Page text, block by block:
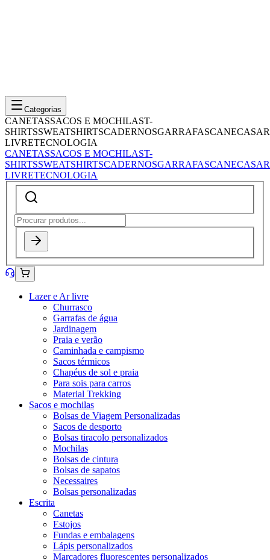
Categorias
CANETASSACOS E MOCHILAST-
SHIRTSSWEATSHIRTSCADERNOSGARRAFASCANECASAR
LIVRETECNOLOGIA
CANETASSACOS E MOCHILAST-
SHIRTSSWEATSHIRTSCADERNOSGARRAFASCANECASAR
LIVRETECNOLOGIA
Lazer e Ar livre
Churrasco
Garrafas de água
Jardinagem
Praia e verão
Caminhada e campismo
Sacos térmicos
Chapéus de sol e praia
Para sois para carros
Material Trekking
Sacos e mochilas
Bolsas de Viagem Personalizadas
Sacos de desporto
Bolsas tiracolo personalizados
Mochilas
Bolsas de cintura
Bolsas de sapatos
Necessaires
Bolsas personalizadas
Escrita
Canetas
Estojos
Fundas e embalagens
Lápis personalizados
Marcadores fluorescentes personalizados